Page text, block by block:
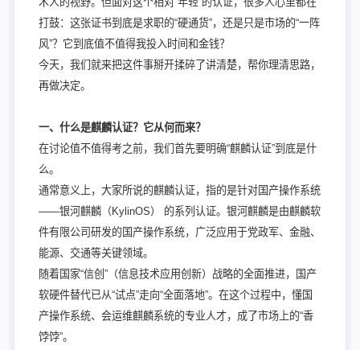
打鼓：这张证书到底是求职的“硬通货”，还是只是市场的“一阵
风”？它到底值不值得我投入时间和金钱？
今天，我们就来把这件事掰开揉碎了讲清楚，帮你理清思路，
再做决定。
一、什么是麒麟认证？它从何而来？
在讨论值不值得考之前，我们首先要明确“麒麟认证”到底是什
么。
通常意义上，大家所说的麒麟认证，指的是针对国产操作系统
——银河麒麟（KylinOS） 的系列认证。银河麒麟是由麒麟软
件有限公司研发的国产操作系统，广泛应用于党政军、金融、
能源、交通等关键领域。
随着国家“信创”（信息技术应用创新）战略的全面推进，国产
软硬件替代已从“试点”走向“全面落地”。在这个过程中，懂国
产操作系统、会运维麒麟系统的专业人才，成了市场上的“香
饽饽”。